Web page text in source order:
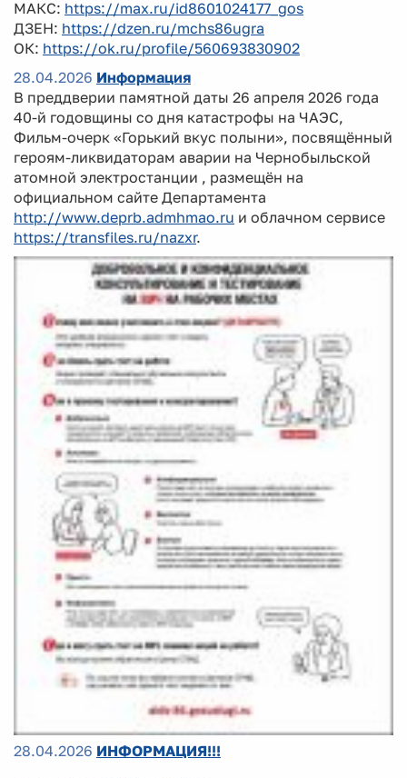
МАКС: https://max.ru/id8601024177_gos
ДЗЕН: https://dzen.ru/mchs86ugra
ОК: https://ok.ru/profile/560693830902
28.04.2026 Информация
В преддверии памятной даты 26 апреля 2026 года
40-й годовщины со дня катастрофы на ЧАЭС,
Фильм-очерк «Горький вкус полыни», посвящённый
героям-ликвидаторам аварии на Чернобыльской
атомной электростанции , размещён на
официальном сайте Департамента
http://www.deprb.admhmao.ru и облачном сервисе
https://transfiles.ru/nazxr.
28.04.2026 ИНФОРМАЦИЯ!!!